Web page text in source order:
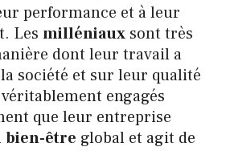
performance et à leur
Les milléniaux sont très
dont leur travail a
société et sur leur qualité
engagés
que leur entreprise
bien-être global et agit de